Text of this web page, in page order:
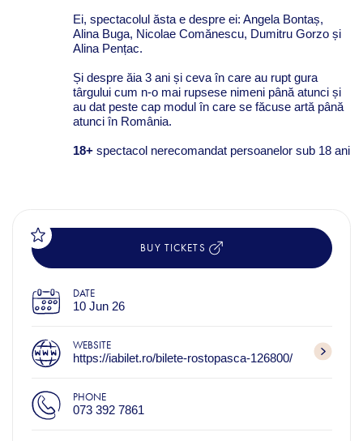
Ei, spectacolul ăsta e despre ei: Angela Bontaș,
Alina Buga, Nicolae Comănescu, Dumitru Gorzo și
Alina Pențac.
Și despre ăia 3 ani și ceva în care au rupt gura
târgului cum n-o mai rupsese nimeni până atunci și
au dat peste cap modul în care se făcuse artă până
atunci în România.
18+spectacol nerecomandat persoanelor sub 18 ani
BUY TICKETS
DATE
10 Jun 26
WEBSITE
https://iabilet.ro/bilete-rostopasca-126800/
PHONE
073 392 7861